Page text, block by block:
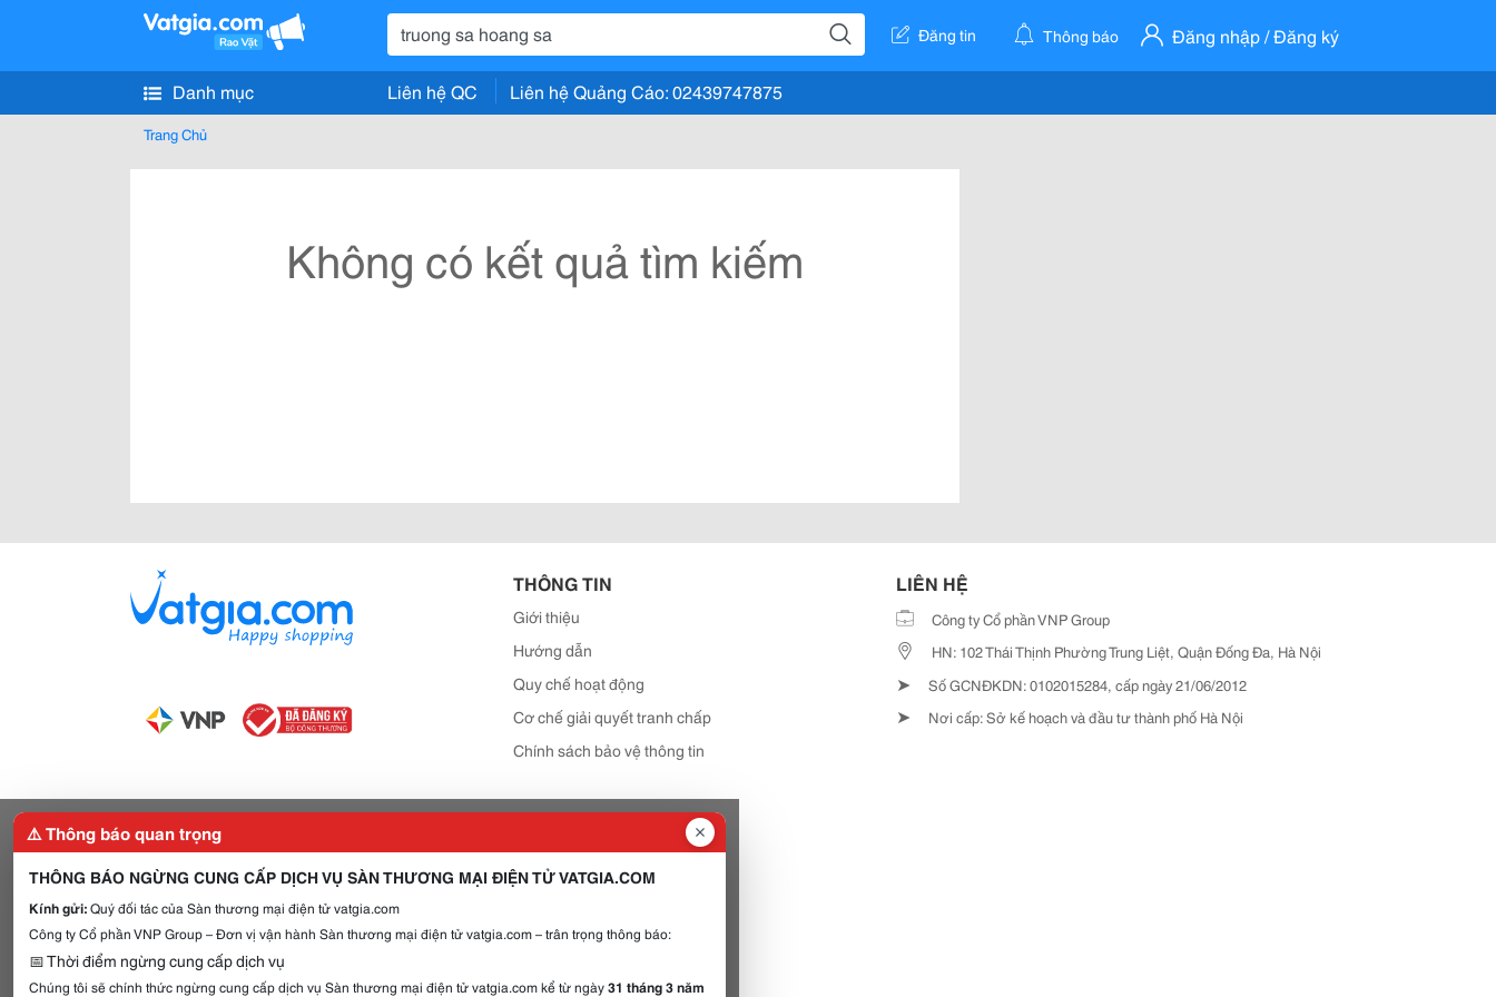
Đăng tin Thông báo Đăng nhập / Đăng ký
Danh mục Liên hệ QC Liên hệ Quảng Cáo: 02439747875
Trang Chủ
Không có kết quả tìm kiếm
THÔNG TIN
Giới thiệu
Hướng dẫn
Quy chế hoạt động
Cơ chế giải quyết tranh chấp
Chính sách bảo vệ thông tin
LIÊN HỆ
Công ty Cổ phần VNP Group
HN: 102 Thái Thịnh Phường Trung Liệt, Quận Đống Đa, Hà Nội
➤ Số GCNĐKDN: 0102015284, cấp ngày 21/06/2012
➤ Nơi cấp: Sở kế hoạch và đầu tư thành phố Hà Nội
⚠️ Thông báo quan trọng
THÔNG BÁO NGỪNG CUNG CẤP DỊCH VỤ SÀN THƯƠNG MẠI ĐIỆN TỬ VATGIA.COM
Kính gửi:Quý đối tác của Sàn thương mại điện tử vatgia.com
Công ty Cổ phần VNP Group – Đơn vị vận hành Sàn thương mại điện tử vatgia.com – trân trọng thông báo:
📅 Thời điểm ngừng cung cấp dịch vụ
Chúng tôi sẽ chính thức ngừng cung cấp dịch vụ Sàn thương mại điện tử vatgia.com kể từ ngày31 tháng 3 năm